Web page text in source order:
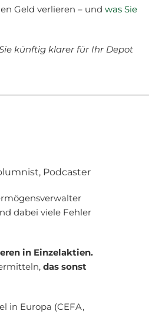
Geld verlieren – undwas Sie
künftig klarer für Ihr Depot
Podcaster
dabei viele Fehler
in Einzelaktien.
das sonst
in Europa (CEFA,